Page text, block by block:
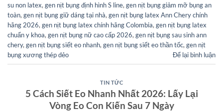
su non latex, gen nịt bụng định hình S line, gen nịt bụng giảm mỡ bụng an
toàn, gen nịt bụng giữ dáng tại nhà, gen nịt bụng latex Ann Chery chính
hãng 2026, gen nịt bụng latex chính hãng Colombia, gen nịt bụng latex
chuẩn y khoa, gen nịt bụng nữ cao cấp 2026, gen nịt bụng sau sinh ann
chery, gen nịt bụng siết eo nhanh, gen nịt bụng siết eo thần tốc, gen nịt
bụng xương thép dẻo
Để lại bình luận
TIN TỨC
5 Cách Siết Eo Nhanh Nhất 2026: Lấy Lại
Vòng Eo Con Kiến Sau 7 Ngày